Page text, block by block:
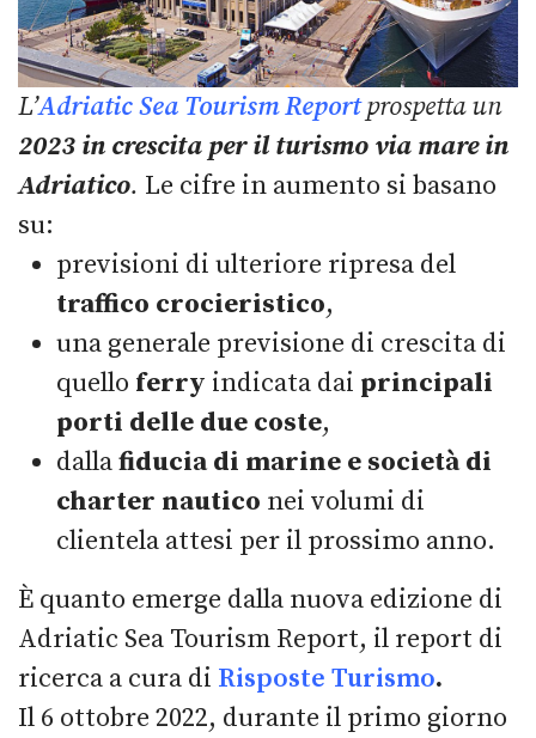
L’Adriatic Sea Tourism Reportprospetta un
2023 in crescita per il turismo via mare in
Adriatico. Le cifre in aumento si basano
su:
previsioni di ulteriore ripresa del
traffico crocieristico,
una generale previsione di crescita di
quello ferry indicata dai principali
porti delle due coste,
dallafiducia di marine e società di
charter nautico nei volumi di
clientela attesi per il prossimo anno.
È quanto emerge dalla nuova edizione di
Adriatic Sea Tourism Report, il report di
ricerca a cura di Risposte Turismo.
Il 6 ottobre 2022, durante il primo giorno